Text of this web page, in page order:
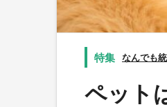
なんでも
ペット